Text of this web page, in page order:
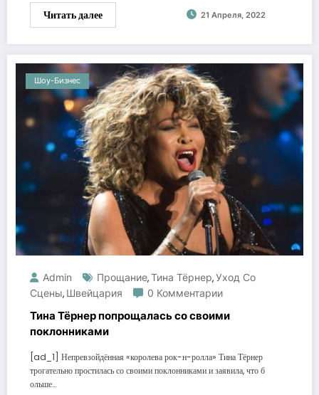
Читать далее 21 Апреля, 2022
Шоу-Бизнес
Admin Прощание,Тина Тёрнер,Уход Со
Сцены, Швейцария 0 Комментарии
Тина Тёрнер попрощалась со своими
поклонниками
[ad_1] Непревзойдённая «королева рок-н-ролла» Тина Тёрнер
трогательно простилась со своими поклонниками и заявила, что б
ольше…